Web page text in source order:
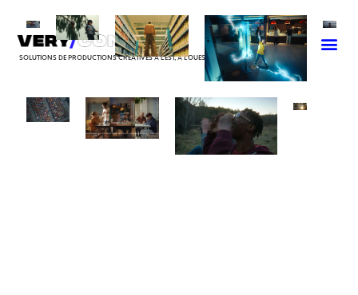
SOLUTIONS DE PRODUCTIONS CRÉATIVES À L’EST, À L’OUEST, AU NORD, AU SUD